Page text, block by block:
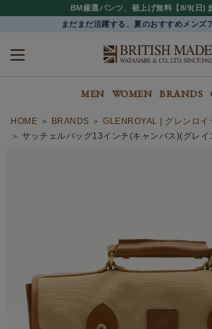
BM厳選パンツ、裾上げ無料【8/9(日)ま
まだまだ活躍する、夏のおすすめメンズ
MEN WOMEN BRANDS
HOME BRANDS
GLENROYAL | グレンロイ
サッチェルバッグ13インチ(キャンバス)(グレ